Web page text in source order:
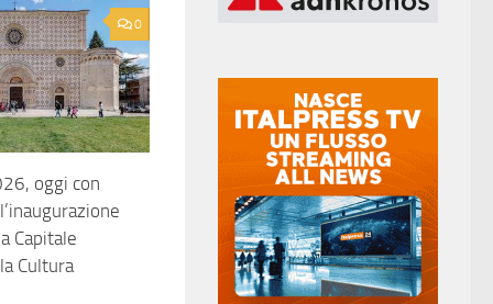
0
oggi con
Capitale
Cultura